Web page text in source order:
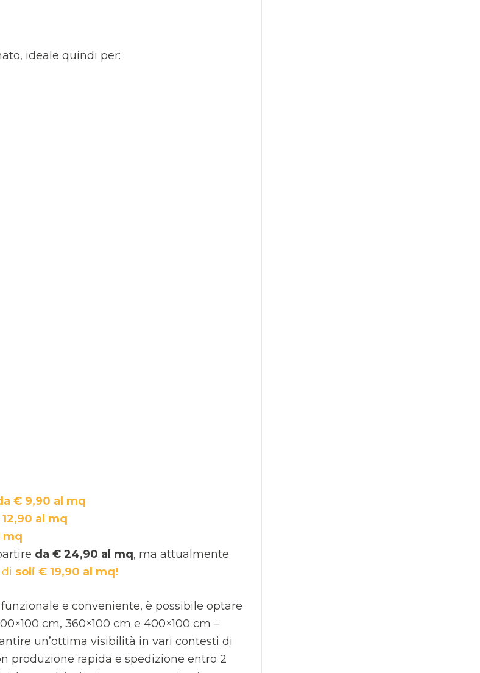
ideale quindi per:
€ 9,90 al mq
al mq
mq
da € 24,90 al mq, ma attualmente
soli € 19,90 al mq!
e conveniente, è possibile optare
cm, 360×100 cm e 400×100 cm –
un’ottima visibilità in vari contesti di
produzione rapida e spedizione entro 2